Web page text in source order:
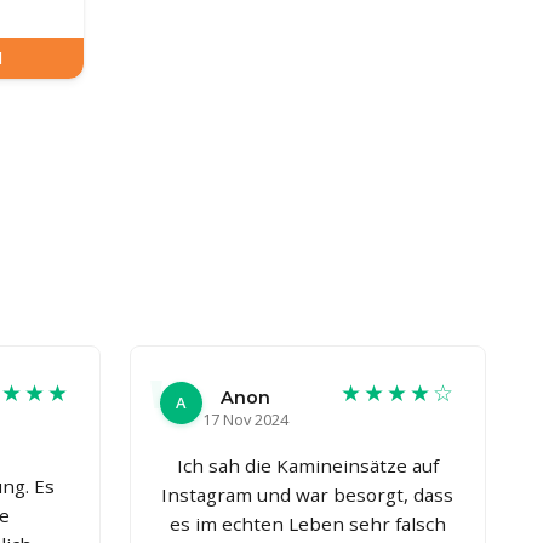
Es
A
Anon
17 Nov 2024
★★★★☆
Ich sah die Kamineinsätze auf
Instagram und war besorgt, dass
es im echten Leben sehr falsch